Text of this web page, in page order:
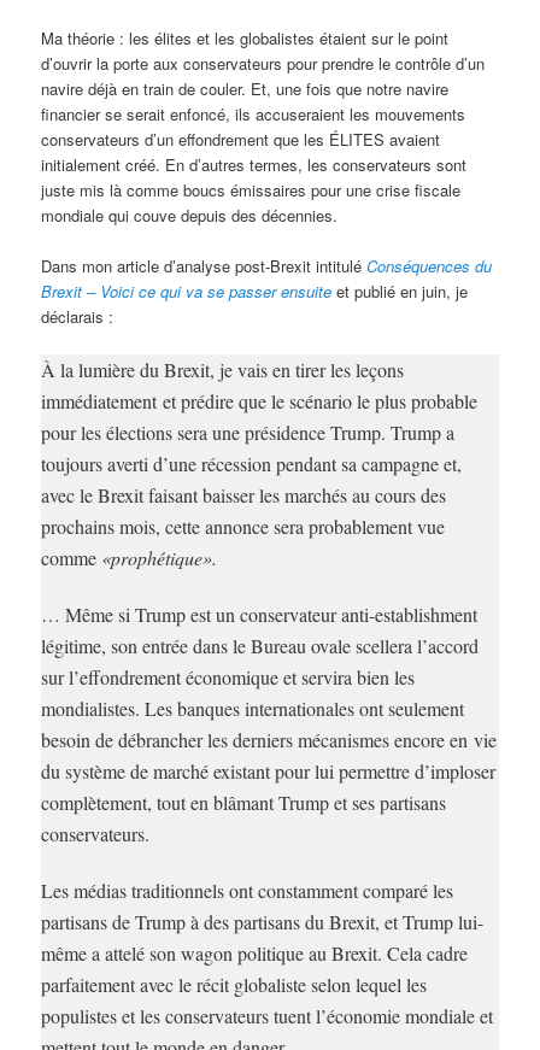
Ma théorie : les élites et les globalistes étaient sur le point
d’ouvrir la porte aux conservateurs pour prendre le contrôle d’un
navire déjà en train de couler. Et, une fois que notre navire
financier se serait enfoncé, ils accuseraient les mouvements
conservateurs d’un effondrement que les ÉLITES avaient
initialement créé. En d’autres termes, les conservateurs sont
juste mis là comme boucs émissaires pour une crise fiscale
mondiale qui couve depuis des décennies.
Dans mon article d’analyse post-Brexit intituléConséquences du
Brexit – Voici ce qui va se passer ensuite et publié en juin, je
déclarais :
À la lumière du Brexit, je vais en tirer les leçons
immédiatement et prédire que le scénario le plus probable
pour les élections sera une présidence Trump. Trump a
toujours averti d’une récession pendant sa campagne et,
avec le Brexit faisant baisser les marchés au cours des
prochains mois, cette annonce sera probablement vue
comme «prophétique».
… Même si Trump est un conservateur anti-establishment
légitime, son entrée dans le Bureau ovale scellera l’accord
sur l’effondrement économique et servira bien les
mondialistes. Les banques internationales ont seulement
besoin de débrancher les derniers mécanismes encore en vie
du système de marché existant pour lui permettre d’imploser
complètement, tout en blâmant Trump et ses partisans
conservateurs.
Les médias traditionnels ont constamment comparé les
partisans de Trump à des partisans du Brexit, et Trump lui-
même a attelé son wagon politique au Brexit. Cela cadre
parfaitement avec le récit globaliste selon lequel les
populistes et les conservateurs tuent l’économie mondiale et